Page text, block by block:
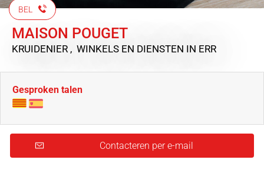
BEL
MAISON POUGET
KRUIDENIER , WINKELS EN DIENSTEN IN ERR
Gesproken talen
Contacteren per e-mail